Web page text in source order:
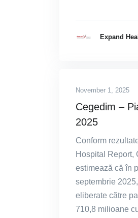
Expand
November 1, 2025
Cegedim –
2025
Conform
Hospital Report,
estimează că în
septembrie
eliberate către
710,8 milioane